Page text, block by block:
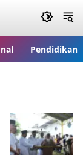
Pendidikan